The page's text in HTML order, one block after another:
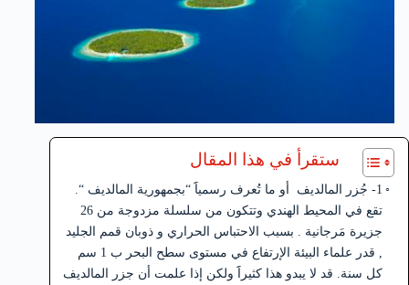
ستقرأ في هذا المقال
1- جُزر المالديف أو ما تُعرف رسمياََ “بجمهورية المالديف “.
تقع في المحيط الهندي وتتكون من سلسلة مزدوجة من 26
جزيرة مَرجانية . بسبب الاحتباس الحراري و ذوبان قمم الجليد
, قدر علماء البيئة الإرتفاع في مستوى سطح البحر ب 1 سم
كل سنة. قد لا يبدو هذا كثيراََ ولكن إذا علمت أن جزر المالديف